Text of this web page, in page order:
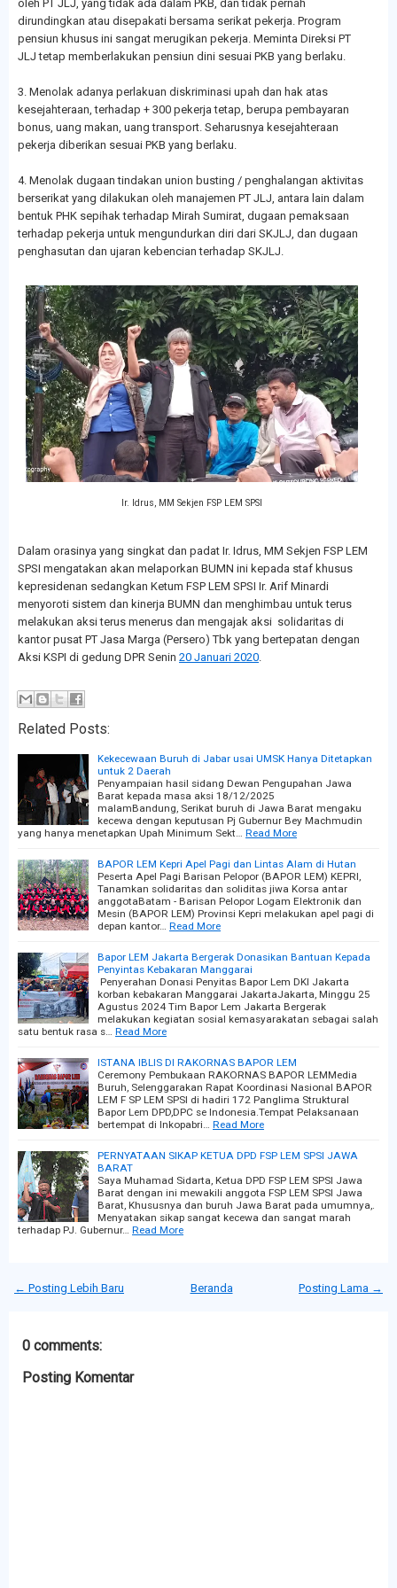
oleh PT JLJ, yang tidak ada dalam PKB, dan tidak pernah
dirundingkan atau disepakati bersama serikat pekerja. Program
pensiun khusus ini sangat merugikan pekerja. Meminta Direksi PT
JLJ tetap memberlakukan pensiun dini sesuai PKB yang berlaku.
3. Menolak adanya perlakuan diskriminasi upah dan hak atas
kesejahteraan, terhadap + 300 pekerja tetap, berupa pembayaran
bonus, uang makan, uang transport. Seharusnya kesejahteraan
pekerja diberikan sesuai PKB yang berlaku.
4. Menolak dugaan tindakan union busting / penghalangan aktivitas
berserikat yang dilakukan oleh manajemen PT JLJ, antara lain dalam
bentuk PHK sepihak terhadap Mirah Sumirat, dugaan pemaksaan
terhadap pekerja untuk mengundurkan diri dari SKJLJ, dan dugaan
penghasutan dan ujaran kebencian terhadap SKJLJ.
Ir. Idrus, MM Sekjen FSP LEM SPSI
Dalam orasinya yang singkat dan padat Ir. Idrus, MM Sekjen FSP LEM
SPSI mengatakan akan melaporkan BUMN ini kepada staf khusus
kepresidenan sedangkan Ketum FSP LEM SPSI Ir. Arif Minardi
menyoroti sistem dan kinerja BUMN dan menghimbau untuk terus
melakukan aksi terus menerus dan mengajak aksi solidaritas di
kantor pusat PT Jasa Marga (Persero) Tbk yang bertepatan dengan
Aksi KSPI di gedung DPR Senin 20 Januari 2020.
Related Posts:
Kekecewaan Buruh di Jabar usai UMSK Hanya Ditetapkan
untuk 2 Daerah
Penyampaian hasil sidang Dewan Pengupahan Jawa
Barat kepada masa aksi 18/12/2025
malamBandung, Serikat buruh di Jawa Barat mengaku
kecewa dengan keputusan Pj Gubernur Bey Machmudin
yang hanya menetapkan Upah Minimum Sekt… Read More
BAPOR LEM Kepri Apel Pagi dan Lintas Alam di Hutan
Peserta Apel Pagi Barisan Pelopor (BAPOR LEM) KEPRI,
Tanamkan solidaritas dan soliditas jiwa Korsa antar
anggotaBatam - Barisan Pelopor Logam Elektronik dan
Mesin (BAPOR LEM) Provinsi Kepri melakukan apel pagi di
depan kantor… Read More
Bapor LEM Jakarta Bergerak Donasikan Bantuan Kepada
Penyintas Kebakaran Manggarai
Penyerahan Donasi Penyitas Bapor Lem DKI Jakarta
korban kebakaran Manggarai JakartaJakarta, Minggu 25
Agustus 2024 Tim Bapor Lem Jakarta Bergerak
melakukan kegiatan sosial kemasyarakatan sebagai salah
satu bentuk rasa s… Read More
ISTANA IBLIS DI RAKORNAS BAPOR LEM
Ceremony Pembukaan RAKORNAS BAPOR LEMMedia
Buruh, Selenggarakan Rapat Koordinasi Nasional BAPOR
LEM F SP LEM SPSI di hadiri 172 Panglima Struktural
Bapor Lem DPD,DPC se Indonesia.Tempat Pelaksanaan
bertempat di Inkopabri… Read More
PERNYATAAN SIKAP KETUA DPD FSP LEM SPSI JAWA
BARAT
Saya Muhamad Sidarta, Ketua DPD FSP LEM SPSI Jawa
Barat dengan ini mewakili anggota FSP LEM SPSI Jawa
Barat, Khususnya dan buruh Jawa Barat pada umumnya,.
Menyatakan sikap sangat kecewa dan sangat marah
terhadap PJ. Gubernur… Read More
← Posting Lebih Baru Posting Lama →
Beranda
0 comments:
Posting Komentar